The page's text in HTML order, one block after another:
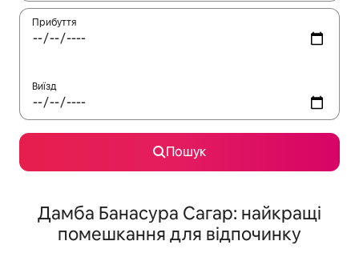
Прибуття
Виїзд
Пошук
Дамба Банасура Сагар: найкращі
помешкання для відпочинку